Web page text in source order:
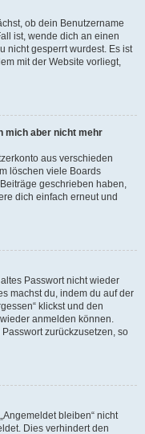
ob dein Benutzername
ist, wende dich an einen
nicht gesperrt wurdest. Es ist
mit der Website vorliegt,
mich aber nicht mehr
aus verschieden
löschen viele Boards
geschrieben haben,
dich einfach erneut und
Passwort nicht wieder
machst du, indem du auf der
klickst und den
anmelden können.
zurückzusetzen, so
bleiben“ nicht
Dies verhindert den